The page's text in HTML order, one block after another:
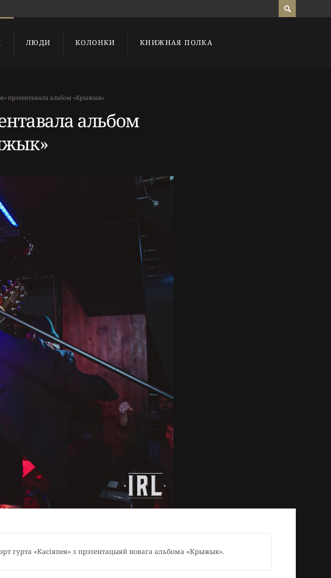
ЛЮДИ КОЛОНКИ КНИЖНАЯ ПОЛКА
прэзентавала альбом «Крыжык»
альбом
гурта «Касіяпея» з прэзентацыяй новага альбома «Крыжык».